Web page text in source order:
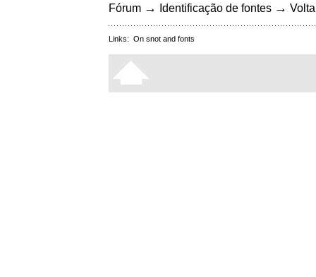
Fórum → Identificação de fontes →
Links: On snot and fonts